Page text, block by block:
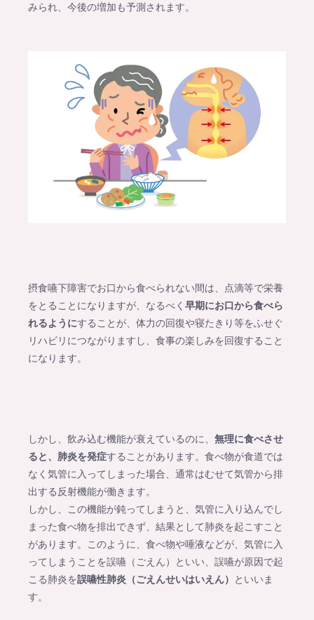
みられ、今後の増加も予測されます。
摂食嚥下障害でお口から食べられない間は、点滴等で栄養
をとることになりますが、なるべく 早期にお口から食べら
れるようにすることが、体力の回復や寝たきり等をふせぐ
リハビリにつながりますし、食事の楽しみを回復すること
になります。
しかし、飲み込む機能が衰えているのに、 無理に食べさせ
ると、肺炎を発症することがあります。食べ物が食道では
なく気管に入ってしまった場合、通常はむせて気管から排
出する反射機能が働きます。
しかし、この機能が鈍ってしまうと、気管に入り込んでし
まった食べ物を排出できず、結果として肺炎を起こすこと
があります。このように、食べ物や唾液などが、気管に入
ってしまうことを誤嚥（ごえん）といい、誤嚥が原因で起
こる肺炎を誤嚥性肺炎（ごえんせいはいえん）
といいま
す。